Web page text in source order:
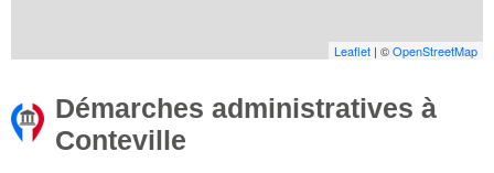
Leaflet | ©OpenStreetMap
Démarches administratives à
Conteville